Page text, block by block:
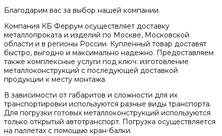
Благодарим вас за выбор нашей компании.
Компания КБ Феррум осуществляет доставку
металлопроката и изделий по Москве, Московской
области и в регионы России. Купленный товар доставят
быстро, выгодно и максимально надежно. Предоставляем
также комплексные услуги под ключ: изготовление
металлоконструкций с последующей доставкой
продукции к месту монтажа.
В зависимости от габаритов и сложности для их
транспортировки используются разные виды транспорта.
Для погрузки готовых металлоконструкций используются
только открытый автотранспорт. Погрузка осуществляется
на паллетах с помощью кран-балки.